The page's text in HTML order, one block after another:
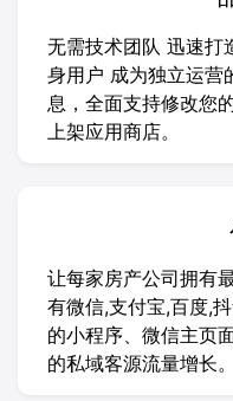
无需技术团队 迅速打
身用户 成为独立运营
息，全面支持修改您
上架应用商店。
让每家房产公司拥有
有微信,支付宝,百度,
的小程序、微信主页
的私域客源流量增长。